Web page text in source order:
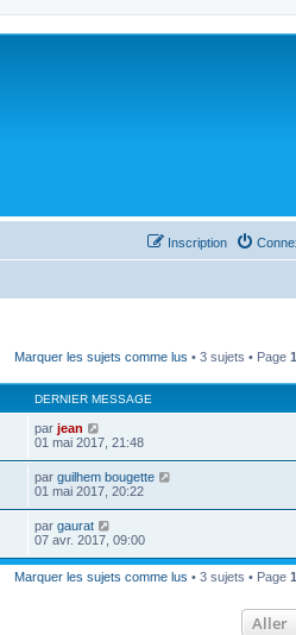
Inscription
Marquer les sujets comme lus • 3 sujets • Page 1
DERNIER MESSAGE
par jean
01 mai 2017, 21:48
par guilhem bougette
01 mai 2017, 20:22
par gaurat
07 avr. 2017, 09:00
Marquer les sujets comme lus • 3 sujets • Page 1
Aller